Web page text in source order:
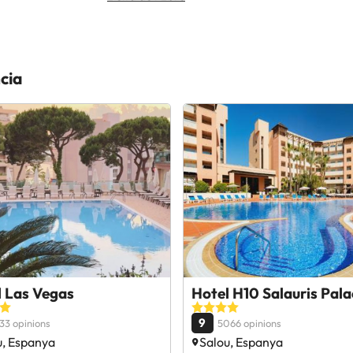
Vegas
opinions
Espanya
Hotel H10 Salauris
9 5066 opinions
Salou, Espanya